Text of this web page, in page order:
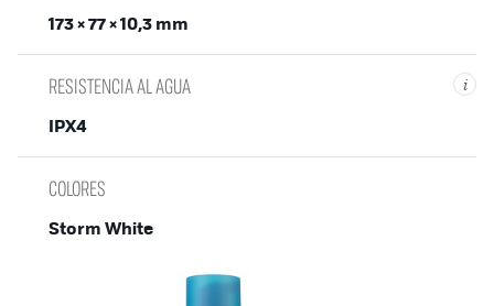
173 × 77 × 10,3 mm
i
RESISTENCIA AL AGUA
IPX4
COLORES
Storm White